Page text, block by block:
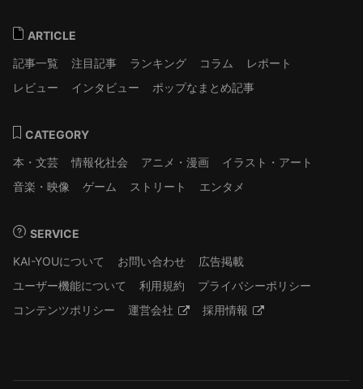
ARTICLE
記事一覧
注目記事 ランキング コラム
レポート
レビュー
インタビュー ポップなまとめ記事
CATEGORY
本・文芸
情報化社会 アニメ・漫画
イラスト・アート
音楽・映像
ゲーム ストリート エンタメ
SERVICE
KAI-YOUについて
お問い合わせ
広告掲載
ユーザー機能について
利用規約
プライバシーポリシー
コンテンツポリシー
運営会社 採用情報